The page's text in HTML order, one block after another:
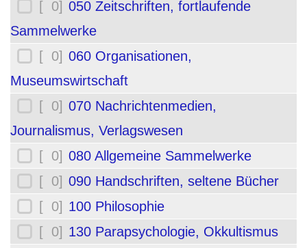
[ 0] 050 Zeitschriften, fortlaufende
Sammelwerke
[ 0] 060 Organisationen,
Museumswirtschaft
[ 0] 070 Nachrichtenmedien,
Journalismus, Verlagswesen
[ 0] 080 Allgemeine Sammelwerke
[ 0] 090 Handschriften, seltene Bücher
[ 0] 100 Philosophie
[ 0] 130 Parapsychologie, Okkultismus